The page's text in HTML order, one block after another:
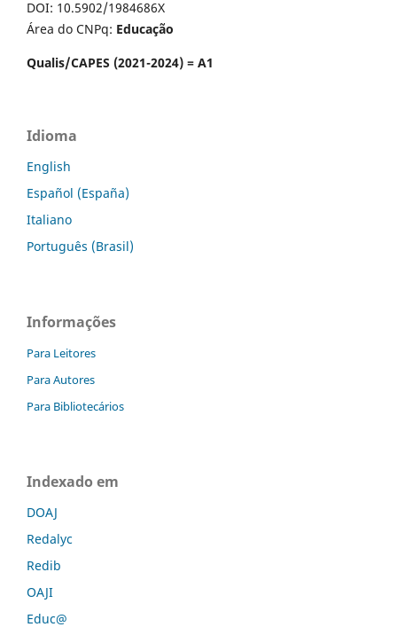
DOI: 10.5902/1984686X
Área do CNPq: Educação
Qualis/CAPES (2021-2024) = A1
Idioma
English
Español (España)
Italiano
Português (Brasil)
Informações
Para Leitores
Para Autores
Para Bibliotecários
Indexado em
DOAJ
Redalyc
Redib
OAJI
Educ@